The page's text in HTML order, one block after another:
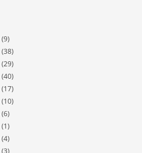
(9)
(38)
(29)
(40)
(17)
(10)
(6)
(1)
(4)
(3)